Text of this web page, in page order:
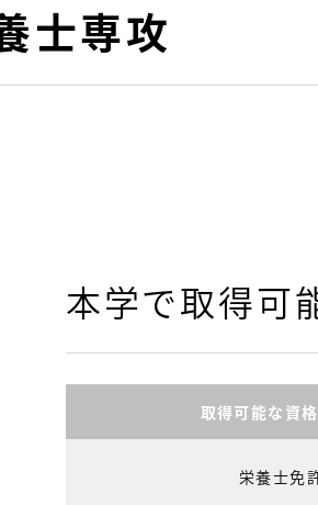
士専攻
本学で取得可
取得可能な資格
栄養士免